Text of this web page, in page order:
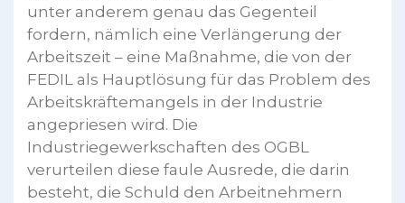
unter anderem genau das Gegenteil
fordern, nämlich eine Verlängerung der
Arbeitszeit – eine Maßnahme, die von der
FEDIL als Hauptlösung für das Problem des
Arbeitskräftemangels in der Industrie
angepriesen wird. Die
Industriegewerkschaften des OGBL
verurteilen diese faule Ausrede, die darin
besteht, die Schuld den Arbeitnehmern